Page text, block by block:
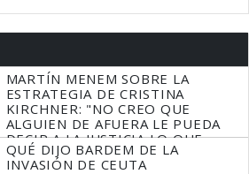
MARTÍN MENEM SOBRE LA
ESTRATEGIA DE CRISTINA
KIRCHNER: "NO CREO QUE
ALGUIEN DE AFUERA LE PUEDA
DECIR A LA JUSTICIA LO QUE
TIENE QUE HACER"
QUÉ DIJO BARDEM DE LA
INVASIÓN DE CEUTA